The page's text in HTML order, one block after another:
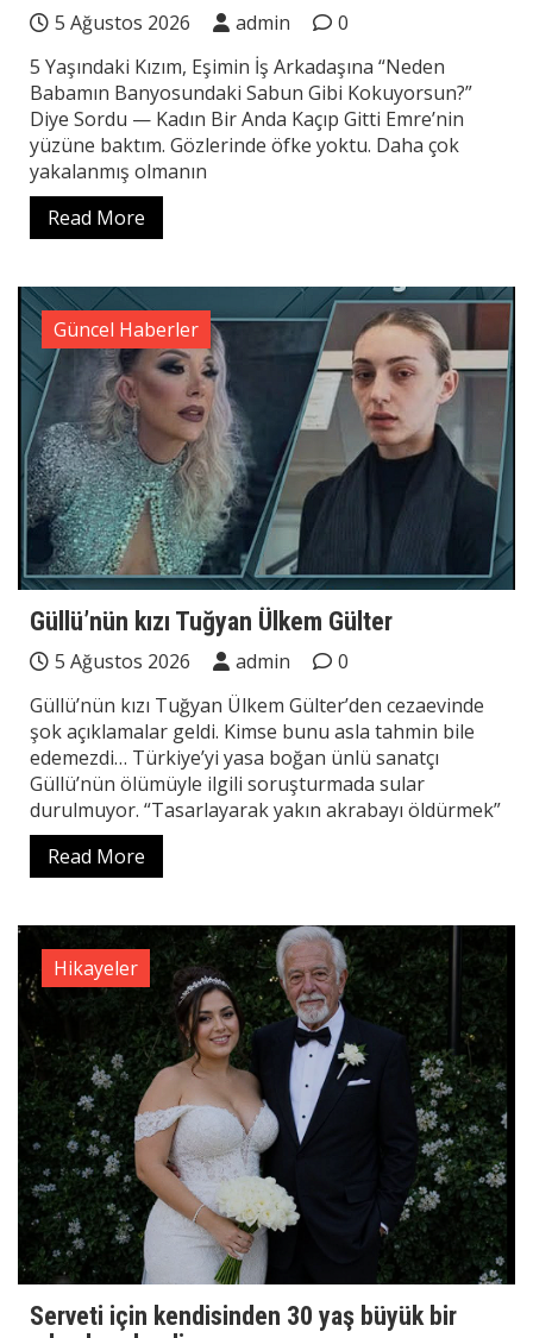
5 Ağustos 2026 admin
0
5 Yaşındaki Kızım, Eşimin İş Arkadaşına “Neden
Babamın Banyosundaki Sabun Gibi Kokuyorsun?”
Diye Sordu — Kadın Bir Anda Kaçıp Gitti Emre’nin
yüzüne baktım. Gözlerinde öfke yoktu. Daha çok
yakalanmış olmanın
Read More
Güncel Haberler
Güllü’nün kızı Tuğyan Ülkem Gülter
5 Ağustos 2026 admin
0
Güllü’nün kızı Tuğyan Ülkem Gülter’den cezaevinde
şok açıklamalar geldi. Kimse bunu asla tahmin bile
edemezdi… Türkiye’yi yasa boğan ünlü sanatçı
Güllü’nün ölümüyle ilgili soruşturmada sular
durulmuyor. “Tasarlayarak yakın akrabayı öldürmek”
Read More
Hikayeler
Serveti için kendisinden 30 yaş büyük bir